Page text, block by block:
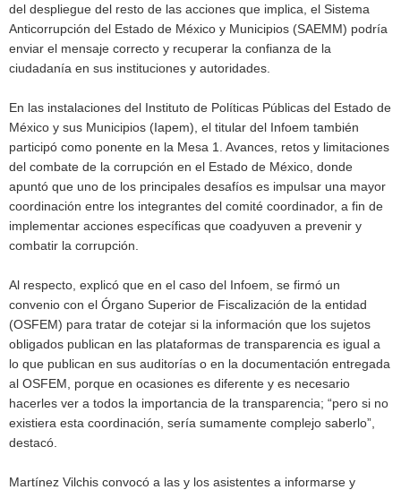
del despliegue del resto de las acciones que implica, el Sistema
Anticorrupción del Estado de México y Municipios (SAEMM) podría
enviar el mensaje correcto y recuperar la confianza de la
ciudadanía en sus instituciones y autoridades.
En las instalaciones del Instituto de Políticas Públicas del Estado de
México y sus Municipios (Iapem), el titular del Infoem también
participó como ponente en la Mesa 1. Avances, retos y limitaciones
del combate de la corrupción en el Estado de México, donde
apuntó que uno de los principales desafíos es impulsar una mayor
coordinación entre los integrantes del comité coordinador, a fin de
implementar acciones específicas que coadyuven a prevenir y
combatir la corrupción.
Al respecto, explicó que en el caso del Infoem, se firmó un
convenio con el Órgano Superior de Fiscalización de la entidad
(OSFEM) para tratar de cotejar si la información que los sujetos
obligados publican en las plataformas de transparencia es igual a
lo que publican en sus auditorías o en la documentación entregada
al OSFEM, porque en ocasiones es diferente y es necesario
hacerles ver a todos la importancia de la transparencia; “pero si no
existiera esta coordinación, sería sumamente complejo saberlo”,
destacó.
Martínez Vilchis convocó a las y los asistentes a informarse y